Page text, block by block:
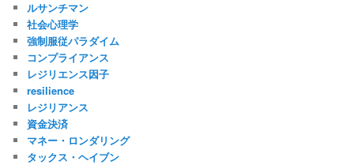
ルサンチマン
社会心理学
強制服従パラダイム
コンプライアンス
レジリエンス因子
resilience
レジリアンス
資金決済
マネー・ロンダリング
タックス・ヘイブン